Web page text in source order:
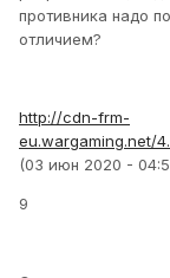
противника надо
отличием?
http://cdn-frm-
eu.wargaming.net/
(03 июн 2020 -
9